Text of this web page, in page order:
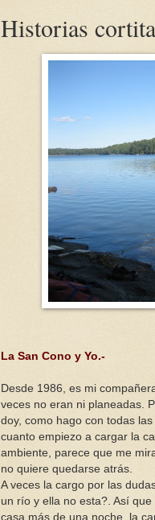
Historias
La San Cono y Yo.-
Desde 1986, es mi
veces no eran ni planeadas.
doy, como hago con todas
cuanto empiezo a cargar la
ambiente, parece que me
no quiere quedarse atrás.
A veces la cargo por las
un río y ella no esta?. Así
casa más de una noche, la